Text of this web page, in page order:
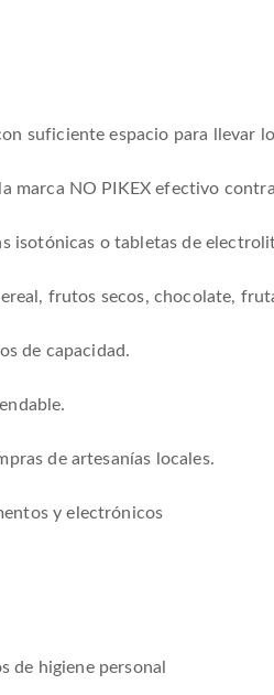
suficiente espacio para llevar
marca NO PIKEX efectivo
isotónicas o tabletas de
frutos secos, chocolate,
de capacidad.
de artesanías locales.
y electrónicos
de higiene personal